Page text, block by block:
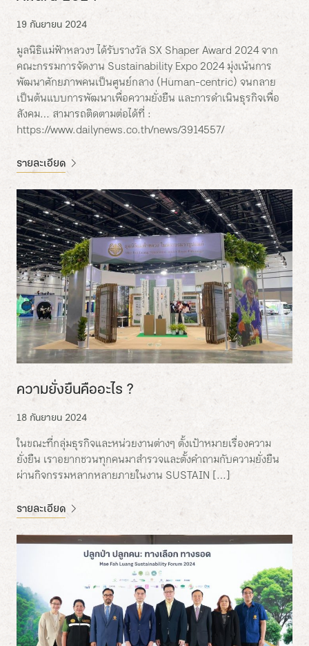
19 กันยายน 2024
มูลนิธิแม่ฟ้าหลวงฯ ได้รับรางวัล SX Shaper Award 2024 จาก
คณะกรรมการจัดงาน Sustainability Expo 2024 มุ่งเน้นการ
พัฒนาศักยภาพคนเป็นศูนย์กลาง (Human-centric) จนกลาย
เป็นต้นแบบการพัฒนาเพื่อความยั่งยืน และการดำเนินธุรกิจเพื่อ
สังคม… สามารถติดตามต่อได้ที่ :
https://www.dailynews.co.th/news/3914557/
รายละเอียด
ความยั่งยืนคืออะไร ?
18 กันยายน 2024
ในขณะที่กลุ่มธุรกิจและหน่วยงานต่างๆ ตั้งเป้าหมายเรื่องความ
ยั่งยืน เราอยากชวนทุกคนมาสำรวจและตั้งคำถามกับความยั่งยืน
ผ่านกิจกรรมหลากหลายภายในงาน SUSTAIN […]
รายละเอียด